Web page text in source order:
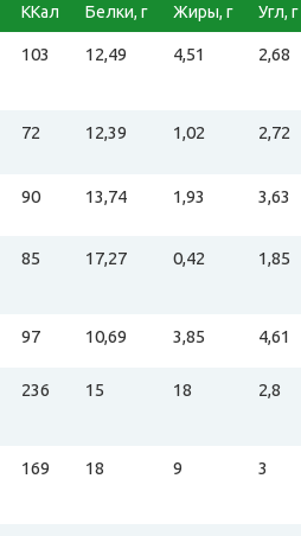
ККал Белки, г Жиры, г Угл, г
103 12,49 4,51 2,68
72 12,39 1,02 2,72
90 13,74 1,93 3,63
85 17,27 0,42 1,85
97 10,69 3,85 4,61
236 15 18 2,8
169 18 9 3